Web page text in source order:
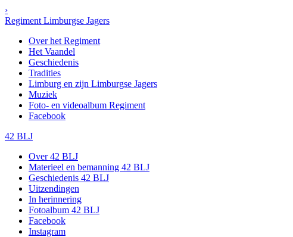
›
Regiment Limburgse Jagers
Over het Regiment
Het Vaandel
Geschiedenis
Tradities
Limburg en zijn Limburgse Jagers
Muziek
Foto- en videoalbum Regiment
Facebook
42 BLJ
Over 42 BLJ
Materieel en bemanning 42 BLJ
Geschiedenis 42 BLJ
Uitzendingen
In herinnering
Fotoalbum 42 BLJ
Facebook
Instagram